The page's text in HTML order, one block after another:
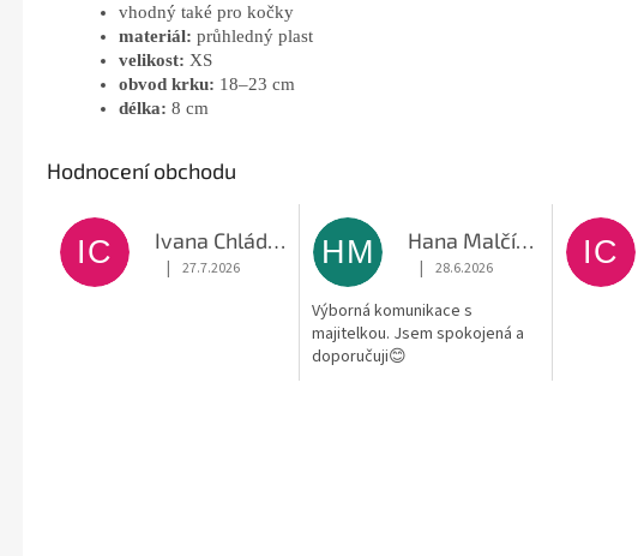
vhodný také pro kočky
materiál: průhledný plast
velikost: XS
obvod krku: 18–23 cm
délka: 8 cm
Hodnocení obchodu
IC Ivana Chládková
Hodnocení obchodu je 5 z 5 hvězdiček.
| 27.7.2026 HM Hana Malčíková
Hodnocení obchodu je 5 z 5
| 28.6.2026
Výborná komunikace s
majitelkou. Jsem spokojená a
doporučuji😊
IC